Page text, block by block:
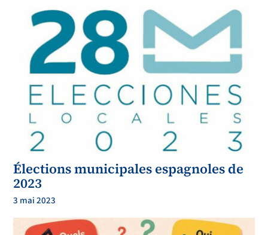
Élections municipales espagnoles de
2023
3 mai 2023